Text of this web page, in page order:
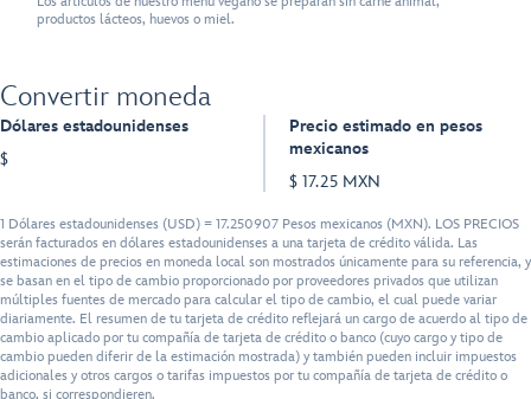
productos lácteos, huevos o miel.
Convertir moneda
Dólares estadounidenses
$
Precio estimado en pesos
mexicanos
$ 17.25 MXN
1 Dólares estadounidenses (USD) = 17.250907 Pesos mexicanos (MXN). LOS PRECIOS
serán facturados en dólares estadounidenses a una tarjeta de crédito válida. Las
estimaciones de precios en moneda local son mostrados únicamente para su referencia, y
se basan en el tipo de cambio proporcionado por proveedores privados que utilizan
múltiples fuentes de mercado para calcular el tipo de cambio, el cual puede variar
diariamente. El resumen de tu tarjeta de crédito reflejará un cargo de acuerdo al tipo de
cambio aplicado por tu compañía de tarjeta de crédito o banco (cuyo cargo y tipo de
cambio pueden diferir de la estimación mostrada) y también pueden incluir impuestos
adicionales y otros cargos o tarifas impuestos por tu compañía de tarjeta de crédito o
banco, si correspondieren.